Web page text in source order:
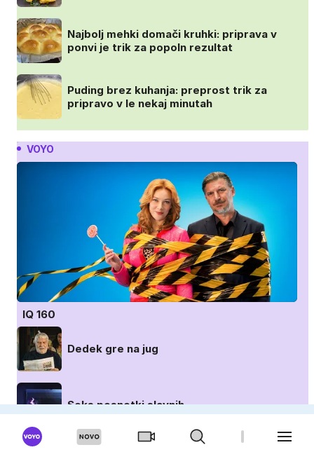
Najbolj mehki domači kruhki: priprava v
ponvi je trik za popoln rezultat
Puding brez kuhanja: preprost trik za
pripravo v le nekaj minutah
VOYO
IQ 160
Dedek gre na jug
Seks posnetki slavnih